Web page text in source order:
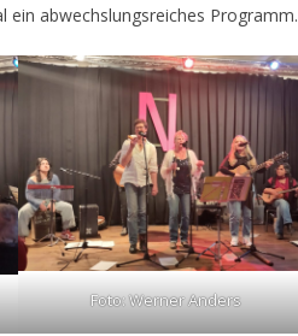
ein abwechslungsreiches Programm.
Foto: Werner Anders